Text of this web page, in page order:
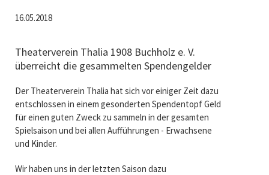
16.05.2018
Theaterverein Thalia 1908 Buchholz e. V.
überreicht die gesammelten Spendengelder
Der Theaterverein Thalia hat sich vor einiger Zeit dazu
entschlossen in einem gesonderten Spendentopf Geld
für einen guten Zweck zu sammeln in der gesamten
Spielsaison und bei allen Aufführungen - Erwachsene
und Kinder.
Wir haben uns in der letzten Saison dazu